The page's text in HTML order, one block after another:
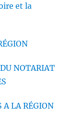
et la
NOTARIAT
A LA RÉGION